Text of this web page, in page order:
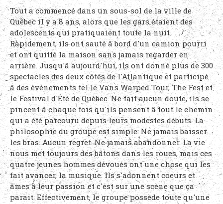
Tout a commencé dans un sous-sol de la ville de
Québec il y a 8 ans, alors que les gars étaient des
adolescents qui pratiquaient toute la nuit.
Rapidement, ils ont sauté â bord d'un camion pourri
et ont quitté la maison sans jamais regarder en
arrière. Jusqu'â aujourd'hui, ils ont donné plus de 300
spectacles des deux côtés de l'Atlantique et participé
â des évènements tel le Vans Warped Tour, The Fest et
le Festival d'Été de Québec. Ne fait aucun doute, ils se
pincent â chaque fois qu'ils pensent â tout le chemin
qui a été parcouru depuis leurs modestes débuts. La
philosophie du groupe est simple: Ne jamais baisser
les bras. Aucun regret. Ne jamais abandonner. La vie
nous met toujours des bâtons dans les roues, mais ces
quatre jeunes hommes dévoués ont une chose qui les
fait avancer, la musique. Ils s'adonnent coeurs et
âmes â leur passion et c'est sur une scène que ça
parait. Effectivement, le groupe possède toute qu'une